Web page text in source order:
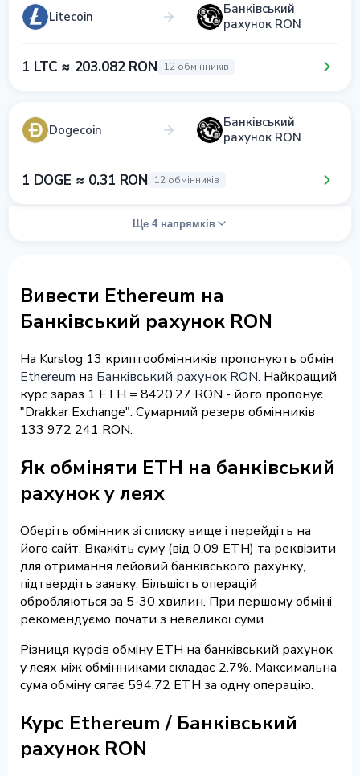
Litecoin
Банківський
рахунок RON
1 LTC ≈ 203.082 RON 12 обмінників
Dogecoin
Банківський
рахунок RON
1 DOGE ≈ 0.31 RON 12 обмінників
Ще 4 напрямків
Вивести Ethereum на
Банківський рахунок RON
На Kurslog 13 криптообмінників пропонують обмін
Ethereum на Банківський рахунок RON. Найкращий
курс зараз 1 ETH = 8420.27 RON - його пропонує
"Drakkar Exchange". Сумарний резерв обмінників
133 972 241 RON.
Як обміняти ETH на банківський
рахунок у леях
Оберіть обмінник зі списку вище і перейдіть на
його сайт. Вкажіть суму (від 0.09 ETH) та реквізити
для отримання лейовий банківського рахунку,
підтвердіть заявку. Більшість операцій
обробляються за 5-30 хвилин. При першому обміні
рекомендуємо почати з невеликої суми.
Різниця курсів обміну ETH на банківський рахунок
у леях між обмінниками складає 2.7%. Максимальна
сума обміну сягає 594.72 ETH за одну операцію.
Курс Ethereum / Банківський
рахунок RON